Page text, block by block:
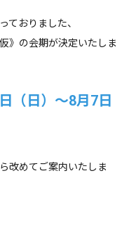
ておりました、
》の会期が決定いたしま
（日）～8月7日
改めてご案内いたしま